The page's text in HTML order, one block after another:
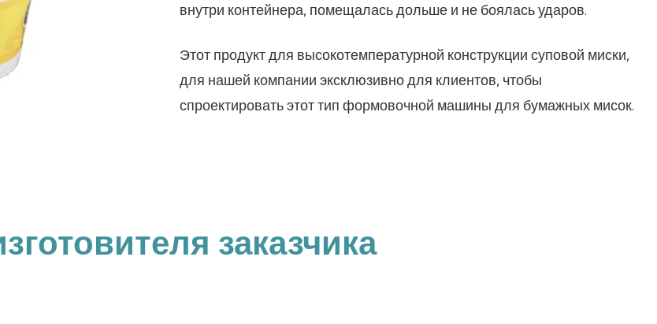
внутри контейнера, помещалась дольше и не боялась ударов.
Этот продукт для высокотемпературной конструкции суповой миски,
для нашей компании эксклюзивно для клиентов, чтобы
спроектировать этот тип формовочной машины для бумажных мисок.
заказчика